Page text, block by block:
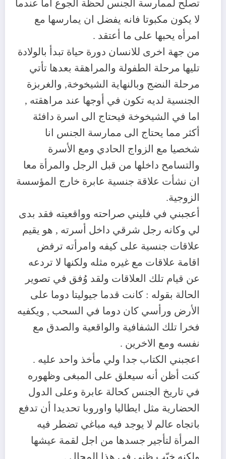
تصلح لممارسة الجنس لحظة الجوع أما عندما
لا يكون مكبوتا فانه يفضل ان يمارسها مع
امرأه يحبها على ما أعتقد .
من جهة اخرى للانسان دورة حياة تبدأ بالولادة
تليها مرحلة الطفولة والمراهقة بعدها تأتي
مرحلة النضج وبالنهاية الشيخوخة, والغربزة
الجنسية لديه تكون في أوجها عند مراهقته ,
اما في الشيخوخة فيحتاج الى اسرة دافئة
أكثر مما يحتاج الى ممارسة الجنس انا
شخصيا مع الزواج الحادي ومع الأسرة
والتسامح داخلها من قبل الرجل والمرأة معا
ان نشأت علاقة جنسية عابرة خارج المؤسسة
الزوجية.
أعجبني في فليني صراحته وواقعيته فقد بدى
لي وكانه رجل شرقي داخل أسرته , هو يقيم
علاقات جنسية على كيفه وامرأته ترفض
اقامة علاقات مع غيره مثله ولكنها لا تردعه
عن قيام تلك العلاقات ولقد وُفق في تصوير
الحالة بقوله : كانت قدما جيوليتا دوما على
الأرض ورأسي كان دوما في السحب , ويكفيه
فخرا تلك الشفافية والواقعية والصدق مع
نفسه ومع الاخرين .
اعجبني الكتاب جدا ولي مأخذ واحد عليه .
كنت أظن أنه سيعلق على المبغى وظهوره
في تاريخ الجنس كحالة عابرة وعلى الدول
الحضارية مثل ايطاليا واوروبا تحديدا أن تدفع
باتجاه عالم لا يوجد فيه مباغي تضطر فيه
المرأة لتأجير جسدها من اجل لقمة عيشها
ولكنه خيّب ظني في هذا المجال .